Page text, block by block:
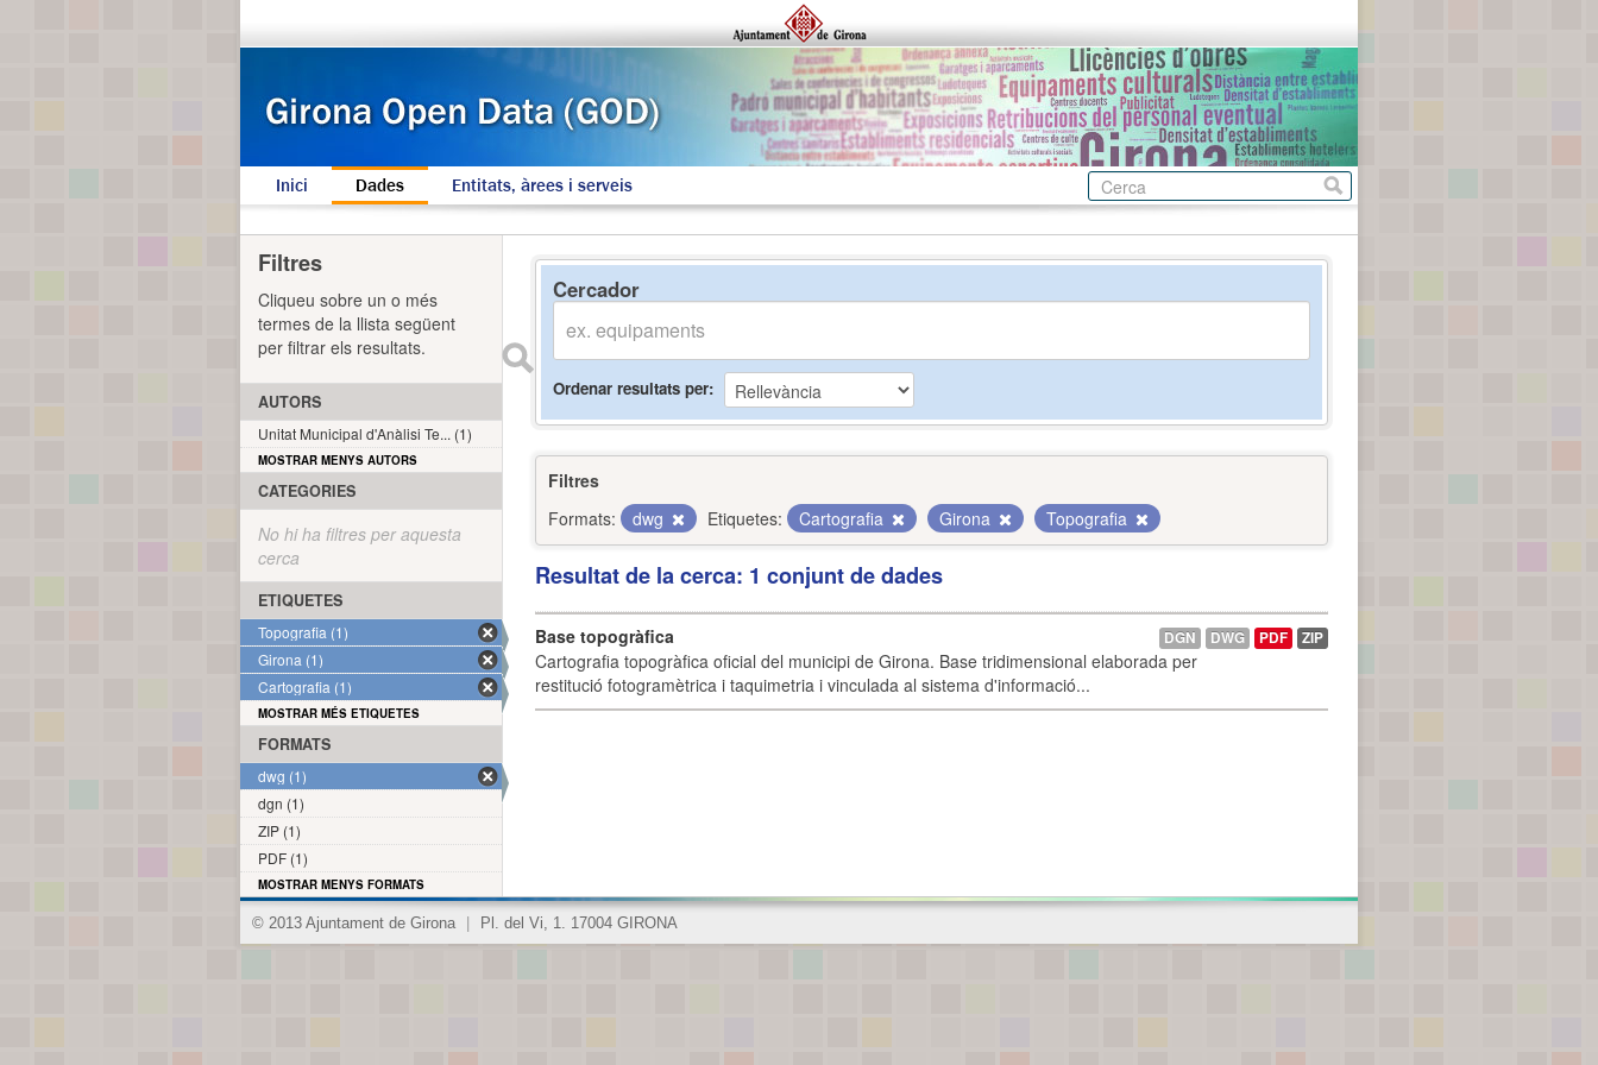
Inici Dades Entitats, àrees i serveis
Cercador
Ordenar resultats per
Filtres
Formats:
dwg Etiquetes: Cartografia Girona Topografia
Resultat de la cerca: 1 conjunt de dades
Base topogràfica
Cartografia topogràfica oficial del municipi de Girona. Base tridimensional elaborada per
restitució fotogramètrica i taquimetria i vinculada al sistema d'informació...
DGN DWG PDF ZIP
Filtres
Cliqueu sobre un o més
termes de la llista següent
per filtrar els resultats.
AUTORS
Unitat Municipal d'Anàlisi Te... (1)
MOSTRAR MENYS AUTORS
CATEGORIES
No hi ha filtres per aquesta
cerca
ETIQUETES
Topografia (1)
Girona (1)
Cartografia (1)
MOSTRAR MÉS ETIQUETES
FORMATS
dwg (1)
dgn (1)
ZIP (1)
PDF (1)
MOSTRAR MENYS FORMATS
© 2013 Ajuntament de Girona Pl. del Vi, 1. 17004 GIRONA